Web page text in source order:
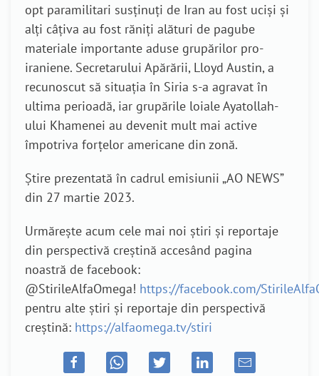
opt paramilitari susținuți de Iran au fost uciși și
alți câțiva au fost răniți alături de pagube
materiale importante aduse grupărilor pro-
iraniene. Secretarului Apărării, Lloyd Austin, a
recunoscut să situația în Siria s-a agravat în
ultima perioadă, iar grupările loiale Ayatollah-
ului Khamenei au devenit mult mai active
împotriva forțelor americane din zonă.
Știre prezentată în cadrul emisiunii „AO NEWS”
din 27 martie 2023.
Urmărește acum cele mai noi știri și reportaje
din perspectivă creștină accesând pagina
noastră de facebook:
@StirileAlfaOmega! https://facebook.com/
pentru alte știri și reportaje din perspectivă
creștină: https://alfaomega.tv/stiri